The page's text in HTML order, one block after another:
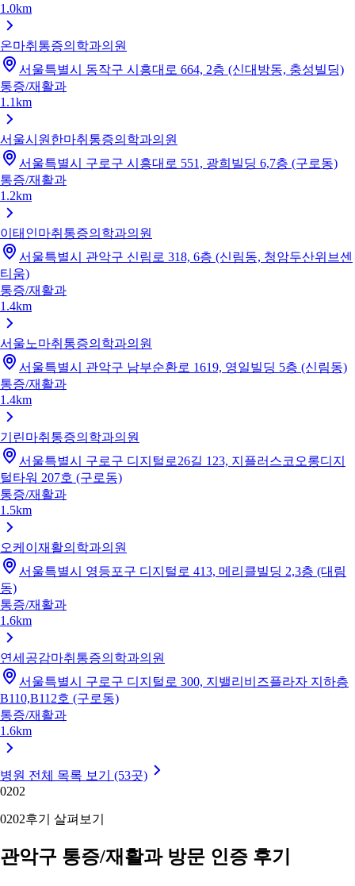
1.0km
온마취통증의학과의원
서울특별시 동작구 시흥대로 664, 2층 (신대방동, 충성빌딩)
통증/재활과
1.1km
서울시원한마취통증의학과의원
서울특별시 구로구 시흥대로 551, 광희빌딩 6,7층 (구로동)
통증/재활과
1.2km
이태인마취통증의학과의원
서울특별시 관악구 신림로 318, 6층 (신림동, 청암두산위브센
티움)
통증/재활과
1.4km
서울노마취통증의학과의원
서울특별시 관악구 남부순환로 1619, 영일빌딩 5층 (신림동)
통증/재활과
1.4km
기린마취통증의학과의원
서울특별시 구로구 디지털로26길 123, 지플러스코오롱디지
털타워 207호 (구로동)
통증/재활과
1.5km
오케이재활의학과의원
서울특별시 영등포구 디지털로 413, 메리클빌딩 2,3층 (대림
동)
통증/재활과
1.6km
연세공감마취통증의학과의원
서울특별시 구로구 디지털로 300, 지밸리비즈플라자 지하층
B110,B112호 (구로동)
통증/재활과
1.6km
병원 전체 목록 보기 (53곳)
0202
0202후기 살펴보기
관악구 통증/재활과 방문 인증 후기